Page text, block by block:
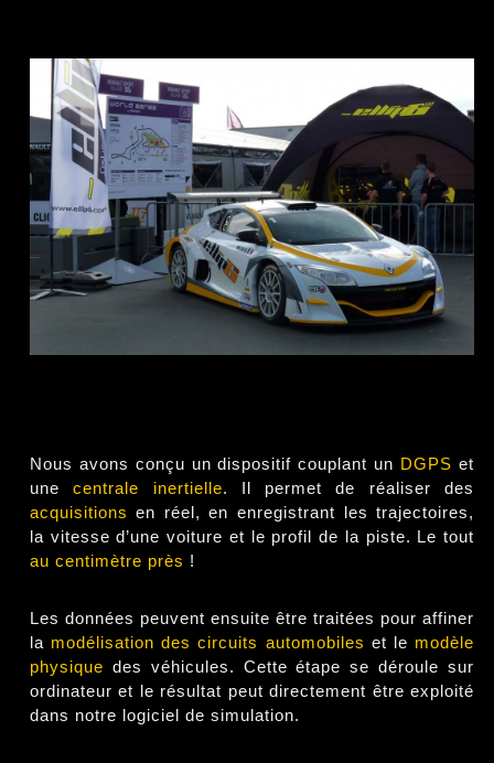
Nous avons conçu un dispositif couplant un DGPS et
unecentrale inertielle. Il permet de réaliser des
acquisitions en réel, en enregistrant les trajectoires,
la vitesse d’une voiture et le profil de la piste. Le tout
au centimètre près !
Les données peuvent ensuite être traitées pour affiner
la modélisation des circuits automobiles et le modèle
physique des véhicules. Cette étape se déroule sur
ordinateur et le résultat peut directement être exploité
dans notre logiciel de simulation.